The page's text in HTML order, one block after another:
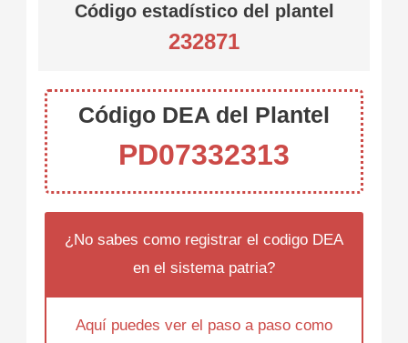
Código estadístico del plantel
232871
Código DEA del Plantel
PD07332313
¿No sabes como registrar el codigo DEA
en el sistema patria?
Aquí puedes ver el paso a paso como